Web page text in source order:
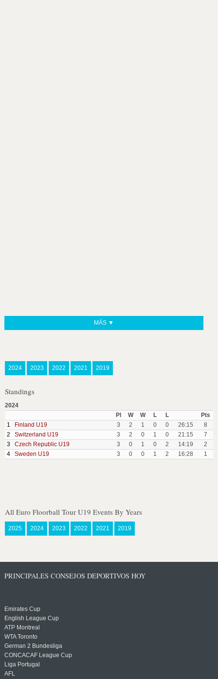
MÁS ▼
2024 2023 2022 2021 2019
Standings
2024
Pl
W W L L
Pts
1
Finland U19 3 2 1 0 0 26:15
8
2
Switzerland U19 3 2 0 1 0 21:15
7
3
Czech Republic U19 3 0 1 0 2 14:19
2
4
Sweden U19 3 0 0 1 2 16:28 1
All Euro Floorball Tour U19 Events By Years
2025 2024 2023 2022 2021 2019
PRINCIPALES CONSEJOS DEPORTIVOS HOY
Emirates Cup
English League Cup
ATP Montreal
WTA Toronto
German 2 Bundesliga
CONCACAF League Cup
Liga Portugal
AFL